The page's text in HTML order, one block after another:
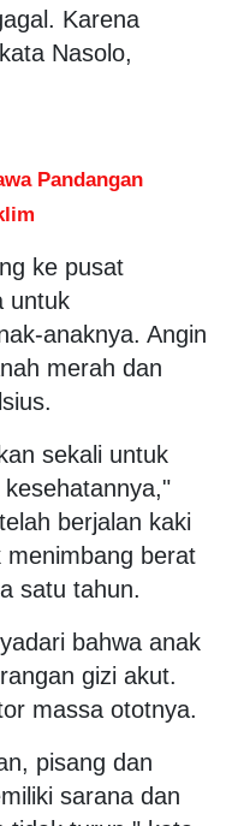
Karena
Nasolo,
Pandangan
ke pusat
untuk
anaknya. Angin
merah dan
sekali untuk
berjalan kaki
berat
satu tahun.
bahwa anak
gizi akut.
massa ototnya.
pisang dan
sarana dan